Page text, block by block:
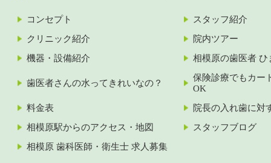
コンセプト
スタッフ紹介
クリニック紹介
院内ツアー
機器・設備紹介
相模原の歯医者 ひ
歯医者さんの水ってきれいなの？
保険診療でもカー
OK
料金表
院長の入れ歯に対
相模原駅からのアクセス・地図
スタッフブログ
相模原 歯科医師・衛生士 求人募集